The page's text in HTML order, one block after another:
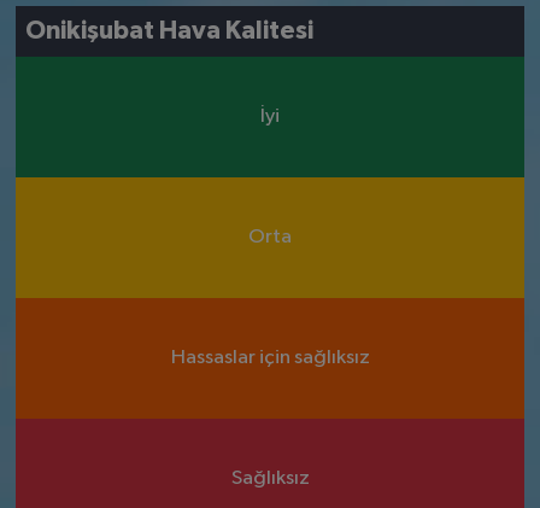
Onikişubat Hava Kalitesi
İyi
Orta
Hassaslar için sağlıksız
Sağlıksız